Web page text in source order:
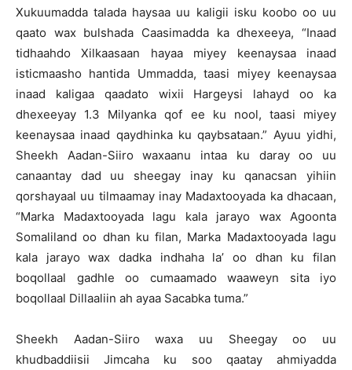
Xukuumadda talada haysaa uu kaligii isku koobo oo uu
qaato wax bulshada Caasimadda ka dhexeeya, “Inaad
tidhaahdo Xilkaasaan hayaa miyey keenaysaa inaad
isticmaasho hantida Ummadda, taasi miyey keenaysaa
inaad kaligaa qaadato wixii Hargeysi lahayd oo ka
dhexeeyay 1.3 Milyanka qof ee ku nool, taasi miyey
keenaysaa inaad qaydhinka ku qaybsataan.” Ayuu yidhi,
Sheekh Aadan-Siiro waxaanu intaa ku daray oo uu
canaantay dad uu sheegay inay ku qanacsan yihiin
qorshayaal uu tilmaamay inay Madaxtooyada ka dhacaan,
“Marka Madaxtooyada lagu kala jarayo wax Agoonta
Somaliland oo dhan ku filan, Marka Madaxtooyada lagu
kala jarayo wax dadka indhaha la’ oo dhan ku filan
boqollaal gadhle oo cumaamado waaweyn sita iyo
boqollaal Dillaaliin ah ayaa Sacabka tuma.”
Sheekh Aadan-Siiro waxa uu Sheegay oo uu
khudbaddiisii Jimcaha ku soo qaatay ahmiyadda